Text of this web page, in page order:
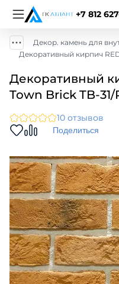
+7 812
Декор. камень для
Декоративный кирпич
Декоративный
Town Brick TB-31/
10 отзывов
Поделиться